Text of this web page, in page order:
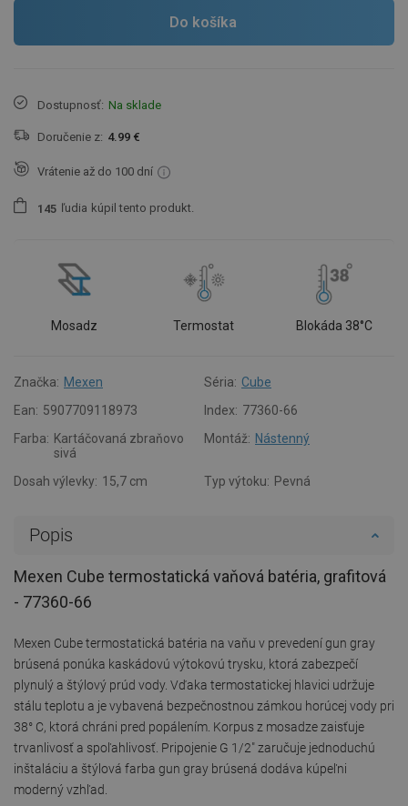
Do košíka
Dostupnosť: Na sklade
Doručenie z: 4.99 €
Vrátenie až do 100 dní
1 45 ľudia kúpil tento produkt.
Mosadz Termostat Blokáda 38°C
Značka: Mexen Séria: Cube
Ean: 5907709118973 Index: 77360-66
Farba: Kartáčovaná zbraňovo
sivá
Montáž: Nástenný
Dosah výlevky: 15,7 cm Typ výtoku: Pevná
Popis
Mexen Cube termostatická vaňová batéria, grafitová
- 77360-66
Mexen Cube termostatická batéria na vaňu v prevedení gun gray
brúsená ponúka kaskádovú výtokovú trysku, ktorá zabezpečí
plynulý a štýlový prúd vody. Vďaka termostatickej hlavici udržuje
stálu teplotu a je vybavená bezpečnostnou zámkou horúcej vody pri
38° C, ktorá chráni pred popálením. Korpus z mosadze zaisťuje
trvanlivosť a spoľahlivosť. Pripojenie G 1/2" zaručuje jednoduchú
inštaláciu a štýlová farba gun gray brúsená dodáva kúpeľni
moderný vzhľad.